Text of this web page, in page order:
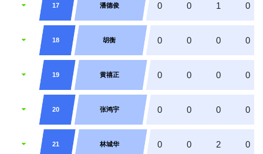
17 潘德俊 0 0 1 0
18 胡衡 0 0 0 0
19 黄禧正 0 0 0 0
20 张鸿宇 0 0 0 0
21 林城华 0 0 2 0